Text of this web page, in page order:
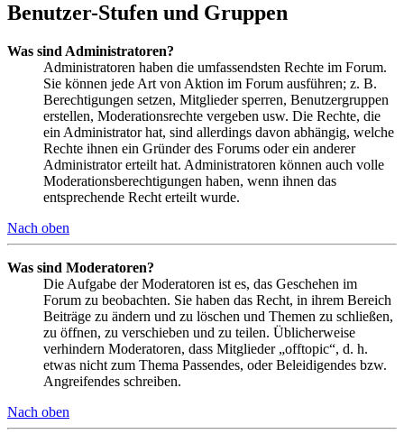
Benutzer-Stufen und Gruppen
Was sind Administratoren?
Administratoren haben die umfassendsten Rechte im Forum.
Sie können jede Art von Aktion im Forum ausführen; z. B.
Berechtigungen setzen, Mitglieder sperren, Benutzergruppen
erstellen, Moderationsrechte vergeben usw. Die Rechte, die
ein Administrator hat, sind allerdings davon abhängig, welche
Rechte ihnen ein Gründer des Forums oder ein anderer
Administrator erteilt hat. Administratoren können auch volle
Moderationsberechtigungen haben, wenn ihnen das
entsprechende Recht erteilt wurde.
Nach oben
Was sind Moderatoren?
Die Aufgabe der Moderatoren ist es, das Geschehen im
Forum zu beobachten. Sie haben das Recht, in ihrem Bereich
Beiträge zu ändern und zu löschen und Themen zu schließen,
zu öffnen, zu verschieben und zu teilen. Üblicherweise
verhindern Moderatoren, dass Mitglieder „offtopic“, d. h.
etwas nicht zum Thema Passendes, oder Beleidigendes bzw.
Angreifendes schreiben.
Nach oben